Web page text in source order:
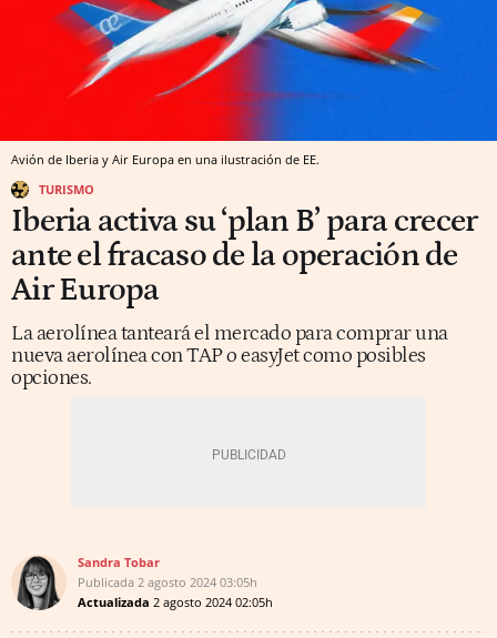
Avión de Iberia y Air Europa en una ilustración de EE.
TURISMO
Iberia activa su ‘plan B’ para crecer
ante el fracaso de la operación de
Air Europa
La aerolínea tanteará el mercado para comprar una
nueva aerolínea con TAP o easyJet como posibles
opciones.
Sandra Tobar
Publicada 2 agosto 2024 03:05h
Actualizada 2 agosto 2024 02:05h